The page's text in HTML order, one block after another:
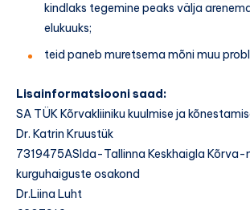
kindlaks tegemine peaks välja
elukuuks;
teid paneb muretsema mõni muu
Lisainformatsiooni saad:
SA TÜK Kõrvakliiniku kuulmise ja
Dr. Katrin Kruustük
7319475ASIda-Tallinna Keskhaigla Kõrva-
kurguhaiguste osakond
Dr.Liina Luht